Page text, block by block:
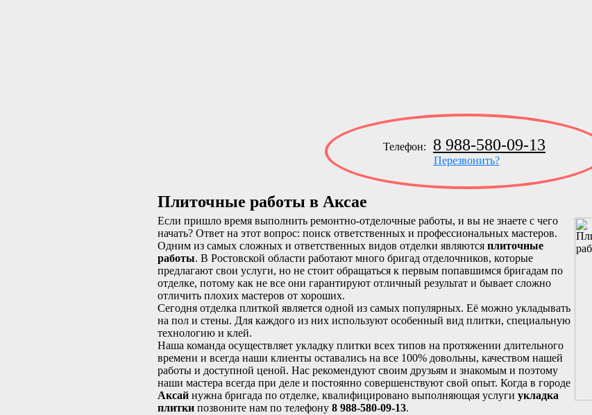
Телефон: 8 988-580-09-13
Перезвонить?
Плиточные работы в Аксае
Если пришло время выполнить ремонтно-отделочные работы, и вы не знаете с чего
начать? Ответ на этот вопрос: поиск ответственных и профессиональных мастеров.
Одним из самых сложных и ответственных видов отделки являются плиточные
работы. В Ростовской области работают много бригад отделочников, которые
предлагают свои услуги, но не стоит обращаться к первым попавшимся бригадам по
отделке, потому как не все они гарантируют отличный результат и бывает сложно
отличить плохих мастеров от хороших.
Сегодня отделка плиткой является одной из самых популярных. Её можно укладывать
на пол и стены. Для каждого из них используют особенный вид плитки, специальную
технологию и клей.
Наша команда осуществляет укладку плитки всех типов на протяжении длительного
времени и всегда наши клиенты оставались на все 100% довольны, качеством нашей
работы и доступной ценой. Нас рекомендуют своим друзьям и знакомым и поэтому
наши мастера всегда при деле и постоянно совершенствуют свой опыт. Когда в городе
Аксай нужна бригада по отделке, квалифицировано выполняющая услуги укладка
плитки позвоните нам по телефону 8 988-580-09-13.